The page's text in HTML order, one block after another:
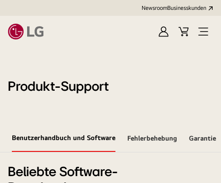
NewsroomBusinesskunden
AnmeldenWarenkorb
Menü
Produkt-Support
Benutzerhandbuch und Software Fehlerbehebung Garantie
Beliebte Software-